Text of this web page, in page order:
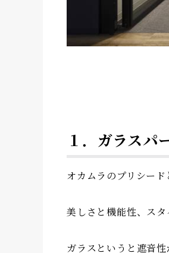
１．ガラスパ
オカムラのプリシード
美しさと機能性、ス
ガラスというと遮音